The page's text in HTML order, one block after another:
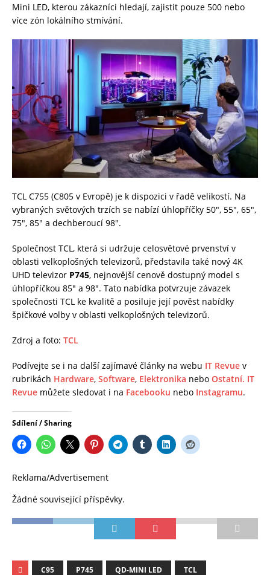
Mini LED, kterou zákazníci hledají, zajistit pouze 500 nebo
více zón lokálního stmívání.
TCL C755 (C805 v Evropě) je k dispozici v řadě velikostí. Na
vybraných světových trzích se nabízí úhlopříčky 50″, 55″, 65″,
75″, 85″ a dechberoucí 98″.
Společnost TCL, která si udržuje celosvětové prvenství v
oblasti velkoplošných televizorů, představila také nový 4K
UHD televizor P745, nejnovější cenově dostupný model s
úhlopříčkou 85″ a 98″. Tato nabídka potvrzuje závazek
společnosti TCL ke kvalitě a posiluje její pověst nabídky
špičkové volby v oblasti velkoplošných televizorů.
Zdroj a foto: TCL
Podívejte se i na další zajímavé články na webu IT Revue v
rubrikách Hardware, Software, Elektronika nebo Ostatní. IT
Revue můžete sledovat i na Facebooku nebo Instagramu.
Sdílení / Sharing
Reklama/Advertisement
Žádné související příspěvky.
C95 P745 QD-MINI LED TCL